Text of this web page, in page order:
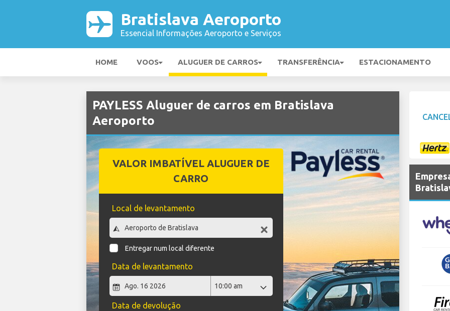
Bratislava Aeroporto
Essencial Informações Aeroporto e Serviços
HOME VOOS ALUGUER DE CARROS TRANSFERÊNCIA ESTACIONAMENTO
PAYLESS Aluguer de carros em Bratislava
Aeroporto
VALOR IMBATÍVEL ALUGUER DE
CARRO
Local de levantamento
Entregar num local diferente
Data de levantamento
Data de devolução